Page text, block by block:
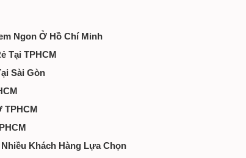
Ngon Ở Hồ Chí Minh
Tại TPHCM
Sài Gòn
TPHCM
Khách Hàng Lựa Chọn